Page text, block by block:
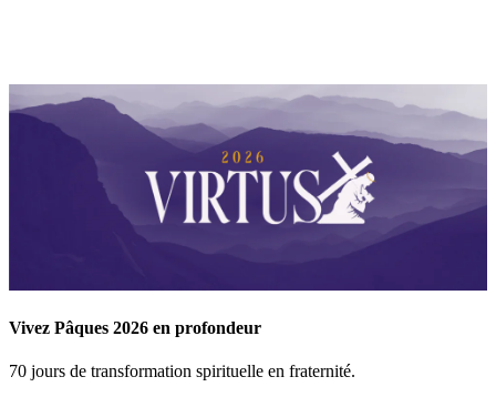
Vivez Pâques 2026 en profondeur
70 jours de transformation spirituelle en fraternité.